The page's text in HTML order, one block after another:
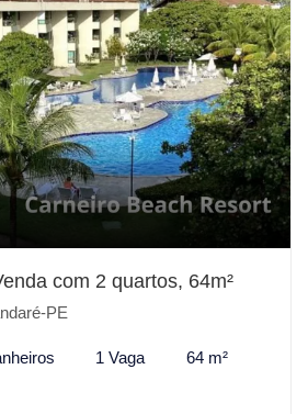
com 2 quartos, 64m²
PE
1 Vaga 64 m²